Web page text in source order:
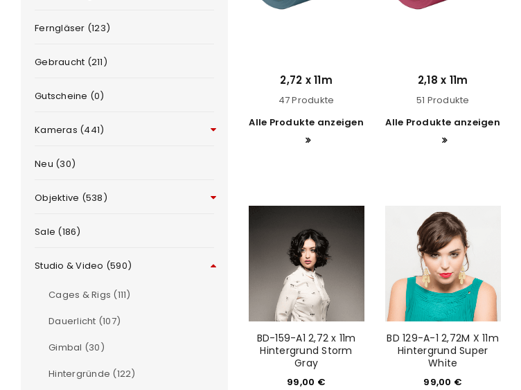
Ferngläser (123)
Gebraucht (211)
Gutscheine (0)
Kameras (441)
Neu (30)
Objektive (538)
Sale (186)
Studio & Video (590)
Cages & Rigs (111)
Dauerlicht (107)
Gimbal (30)
Hintergründe (122)
2,72 x 11m
47 Produkte
Alle Produkte anzeigen
2,18 x 11m
51 Produkte
Alle Produkte anzeigen
BD-159-A1 2,72 x 11m
Hintergrund Storm
Gray
99,00 €
BD 129-A-1 2,72M X 11m
Hintergrund Super
White
99,00 €